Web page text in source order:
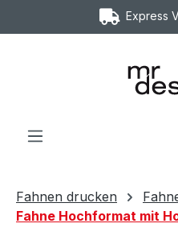
Zum Hauptinhalt springen
Express
Fahnen drucken
Fahne Hochformat mit